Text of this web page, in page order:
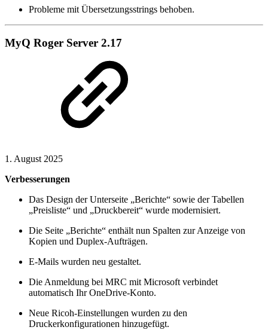
Probleme mit Übersetzungsstrings behoben.
MyQ Roger Server 2.17
1. August 2025
Verbesserungen
Das Design der Unterseite „Berichte“ sowie der Tabellen
„Preisliste“ und „Druckbereit“ wurde modernisiert.
Die Seite „Berichte“ enthält nun Spalten zur Anzeige von
Kopien und Duplex-Aufträgen.
E-Mails wurden neu gestaltet.
Die Anmeldung bei MRC mit Microsoft verbindet
automatisch Ihr OneDrive-Konto.
Neue Ricoh-Einstellungen wurden zu den
Druckerkonfigurationen hinzugefügt.